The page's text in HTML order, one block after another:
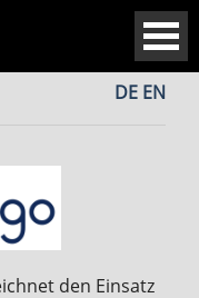
DE EN
den Einsatz